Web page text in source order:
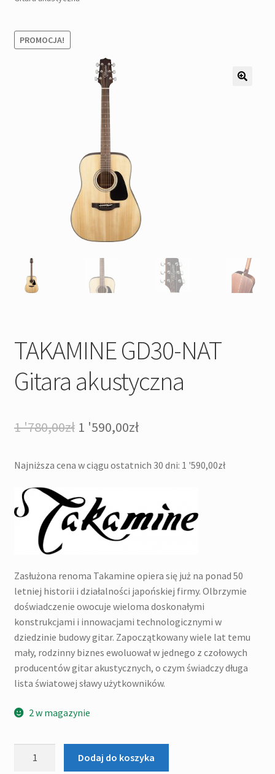
Pozostałe
Kontakt
PROMOCJA!
TAKAMINE GD30-NAT
Gitara akustyczna
1 '780,00zł Pierwotna
wynosiła:
1
'780,00zł.
1 '590,00złAktualna
wynosi:
'590,00zł.
Najniższa cena w ciągu ostatnich 30 dni: 1 '590,00zł
Zasłużona renoma Takamine opiera się już na ponad 50
letniej historii i działalności japońskiej firmy. Olbrzymie
doświadczenie owocuje wieloma doskonałymi
konstrukcjami i innowacjami technologicznymi w
dziedzinie budowy gitar. Zapoczątkowany wiele lat temu
mały, rodzinny biznes ewoluował w jednego z czołowych
producentów gitar akustycznych, o czym świadczy długa
lista światowej sławy użytkowników.
2 w magazynie
Dodaj do koszyka